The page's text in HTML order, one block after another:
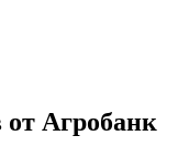
Агробанк